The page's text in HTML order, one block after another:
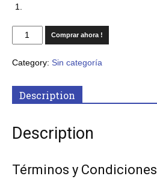
Comprar ahora !
Category: Sin categoría
Description
Description
Términos y Condiciones